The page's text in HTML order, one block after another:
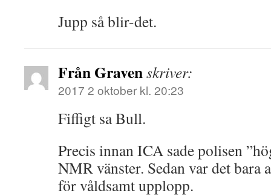
Jupp så blir-det.
Från Gravenskriver:
2017 2 oktober kl. 20:23
Fiffigt sa Bull.
Precis innan ICA sade polisen
NMR vänster. Sedan var det bara
för våldsamt upplopp.